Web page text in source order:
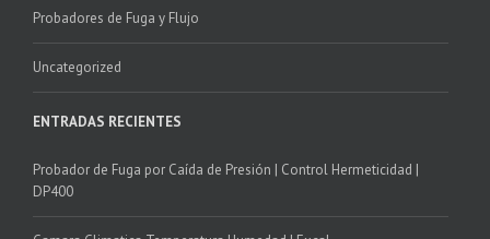
Probadores de Fuga y Flujo
Uncategorized
ENTRADAS RECIENTES
Probador de Fuga por Caída de Presión | Control Hermeticidad |
DP400